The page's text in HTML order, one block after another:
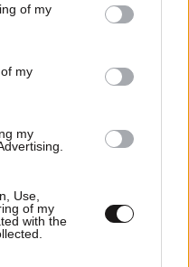
You may click to
its third-party tags to
in below Google
of my
my
my
Use,
of my
with the